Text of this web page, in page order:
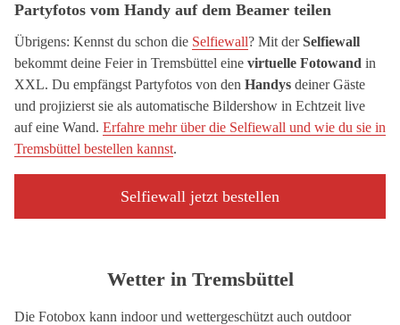
Partyfotos vom Handy auf dem Beamer teilen
Übrigens: Kennst du schon die Selfiewall? Mit derSelfiewall
bekommt deine Feier in Tremsbüttel eine virtuelle Fotowand in
XXL. Du empfängst Partyfotos von den Handys deiner Gäste
und projizierst sie als automatische Bildershow in Echtzeit live
auf eine Wand. Erfahre mehr über die Selfiewall und wie du sie in
Tremsbüttel bestellen kannst.
Selfiewall jetzt bestellen
Wetter in Tremsbüttel
Die Fotobox kann indoor und wettergeschützt auch outdoor